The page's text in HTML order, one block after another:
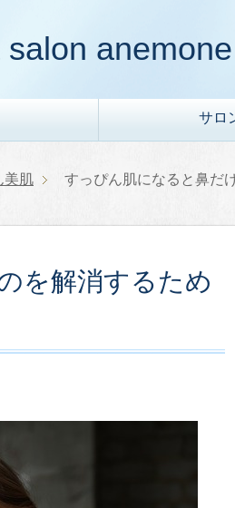
anemone
サロ
美肌 すっぴん肌になると鼻だ
を解消するため